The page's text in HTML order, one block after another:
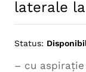
laterale la
Status:
– cu